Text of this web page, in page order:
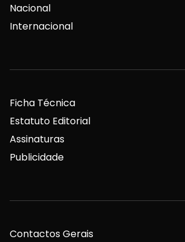
Nacional
Internacional
Ficha Técnica
Estatuto Editorial
Assinaturas
Publicidade
Contactos Gerais